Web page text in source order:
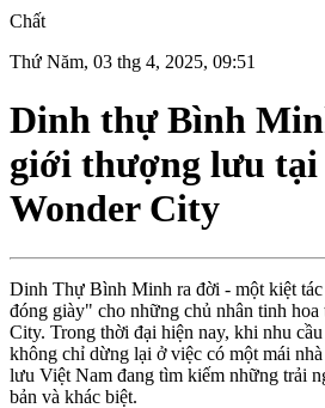
Chất
Thứ Năm, 03 thg 4, 2025, 09:51
Dinh thự Bình
giới thượng lưu tại
Wonder City
Dinh Thự Bình Minh ra đời - một kiệt
đóng giày" cho những chủ nhân tinh hoa
City. Trong thời đại hiện nay, khi nhu
không chỉ dừng lại ở việc có một mái
lưu Việt Nam đang tìm kiếm những trải
bản và khác biệt.